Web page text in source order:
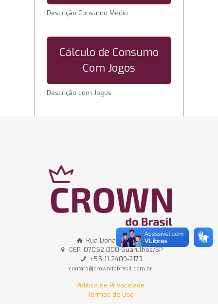
Descrição Consumo Médio
Cálculo de Consumo
Com Jogos
Descrição com Jogos
Rua Dona Dica, 244
CEP: 07052-000 Guarulhos/SP
+55 11 2409-2173
contato@crowndobrasil.com.br
Política de Privacidade
Termos de Uso